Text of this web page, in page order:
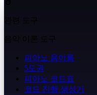
음악 이론 도구
피아노 음이름
5도권
피아노 코드표
코드 진행 생성기